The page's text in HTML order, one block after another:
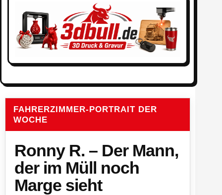
FAHRERZIMMER-PORTRAIT DER
WOCHE
Ronny R. – Der Mann,
der im Müll noch
Marge sieht